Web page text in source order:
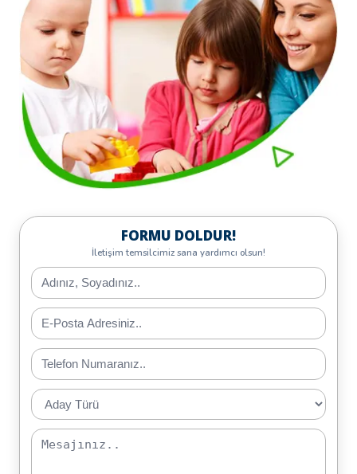
FORMU DOLDUR!
İletişim temsilcimiz sana yardımcı olsun!